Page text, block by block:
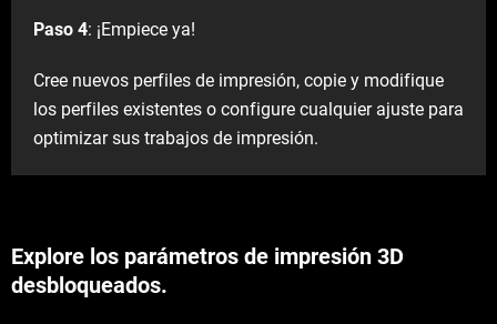
Paso 4: ¡Empiece ya!
Cree nuevos perfiles de impresión, copie y modifique
los perfiles existentes o configure cualquier ajuste para
optimizar sus trabajos de impresión.
Explore los parámetros de impresión 3D
desbloqueados.